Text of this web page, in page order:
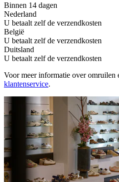
Binnen 14 dagen
Nederland
U betaalt zelf de verzendkosten
België
U betaalt zelf de verzendkosten
Duitsland
U betaalt zelf de verzendkosten
Voor meer informatie over
klantenservice.